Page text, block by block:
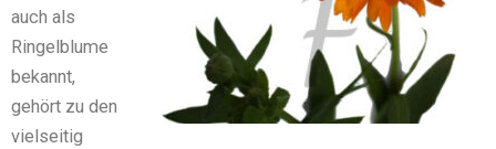
auch als
Ringelblume
bekannt,
gehört zu den
vielseitig